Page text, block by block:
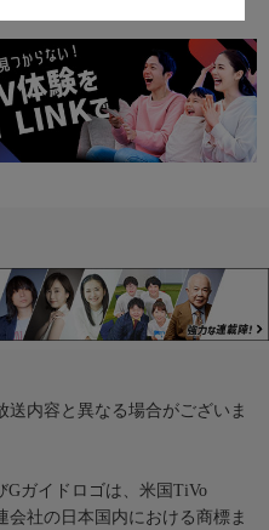
送内容と異なる場合がございま
Gガイドロゴは、米国TiVo
会社の日本国内における商標ま